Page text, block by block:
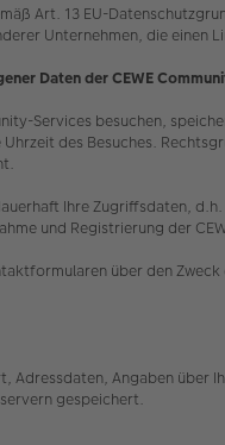
Art. 13 EU-
Unternehmen, die einen
Daten der CEWE
Services besuchen,
des Besuches.
Ihre Zugriffsdaten,
und Registrierung der
über den
Adressdaten, Angaben
gespeichert.